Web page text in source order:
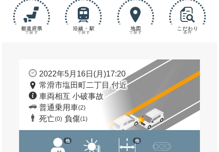
都道府県
で探す
沿線・駅
で探す
地図
で探す
こだわり
条件
2022年5月16日(月)17:20
常滑市塩田町二丁目 付近
車両相互 小破事故
普通乗用車(2)
死亡(0) 負傷(1)
他 他